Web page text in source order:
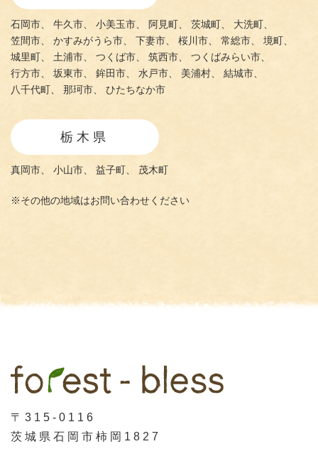
石岡市、 牛久市、 小美玉市、 阿見町、 茨城町、
大洗町、
笠間市、
かすみがうら市、 下妻市、 桜川市、 常総市、
境町、
城里町、
土浦市、 つくば市、 筑西市、
つくばみらい市、
行方市、
坂東市、 鉾田市、 水戸市、 美浦村、
結城市、
八千代町、
那珂市、 ひたちなか市
栃木県
真岡市、 小山市、 益子町、 茂木町
※その他の地域はお問い合わせください
〒315-0116
茨城県石岡市柿岡1827